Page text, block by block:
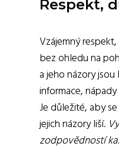
Respekt,
Vzájemný
bez ohledu na
a jeho názory
informace,
Je důležité, aby
jejich názory liší.
zodpovědností